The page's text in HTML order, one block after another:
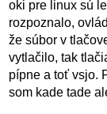
oki pre linux sú
rozpoznalo,
že súbor v
vytlačilo, tak
pípne a toť vsjo.
som kade tade